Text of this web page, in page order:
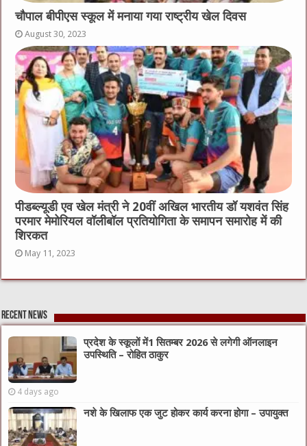
चौपाल बीपीएस स्कूल में मनाया गया राष्ट्रीय खेल दिवस
August 30, 2023
पीडब्ल्यूडी एव खेल मंत्री ने 20वीं अखिल भारतीय डॉ यशवंत सिंह
परमार मेमोरियल वॉलीबॉल प्रतियोगिता के समापन समारोह में की
शिरकत
May 11, 2023
Recent News
प्रदेश के स्कूलों में1 सितम्बर 2026 से लगेगी ऑनलाइन
उपस्थिति – रोहित ठाकुर
4 days ago
नशे के खिलाफ एक जुट होकर कार्य करना होगा – उपायुक्त